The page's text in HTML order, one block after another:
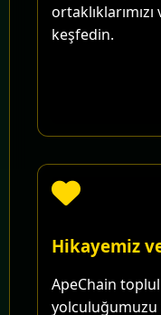
keşfedin.
Hikayemiz
ApeChain